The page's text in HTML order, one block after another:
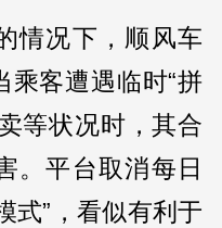
情况下，顺风车
乘客遭遇临时“拼
等状况时，其合
。平台取消每日
式”，看似有利于